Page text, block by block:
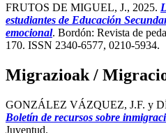
FRUTOS DE MIGUEL, J., 2025.
estudiantes de Educación
emocional. Bordón: Revista de
170. ISSN 2340-6577, 0210-5934.
Migrazioak /
GONZÁLEZ VÁZQUEZ, J.F. y
Boletín de recursos sobre
Juventud.